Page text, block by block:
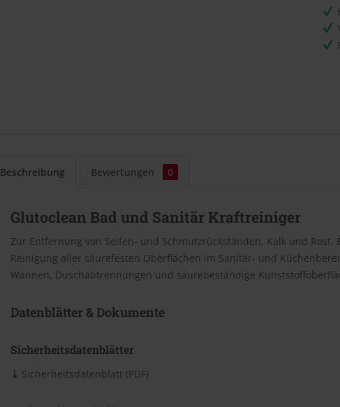
Beschreibung Bewertungen 0
Glutoclean Bad und Sanitär Kraftreiniger
Zur Entfernung von Seifen- und Schmutzrückständen, Kalk und
Reinigung aller säurefesten Oberflächen im Sanitär- und
Wannen, Duschabtrennungen und säurebeständige
Datenblätter & Dokumente
Sicherheitsdatenblätter
⤓ Sicherheitsdatenblatt (PDF)